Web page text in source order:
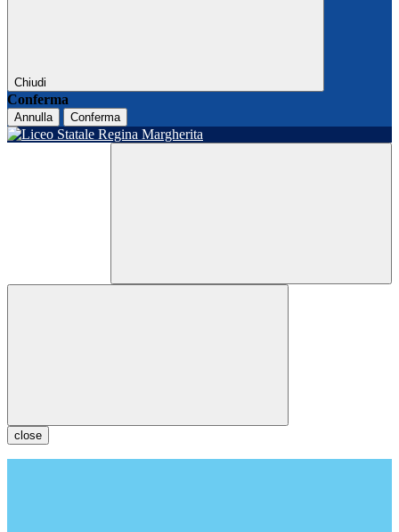
Chiudi
Conferma
Annulla Conferma
close